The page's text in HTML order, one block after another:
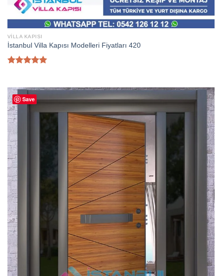
VILLA KAPISI
İstanbul Villa Kapısı Modelleri Fiyatları 420
aldı
Save